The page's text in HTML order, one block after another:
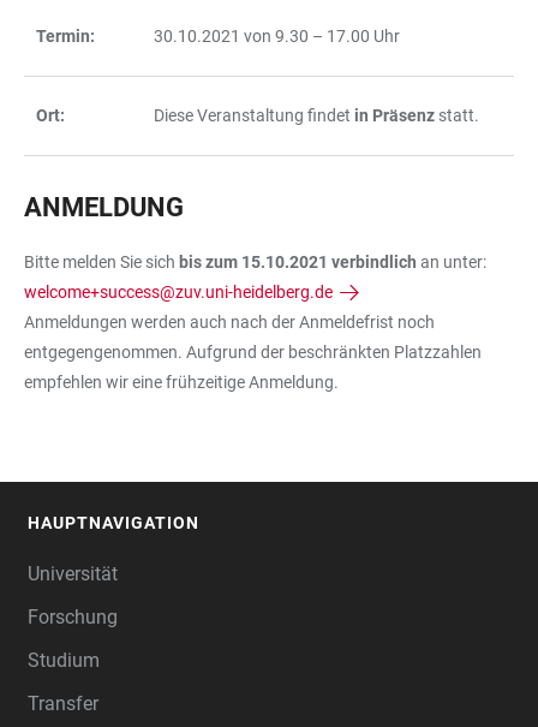
Termin: 30.10.2021 von 9.30 – 17.00 Uhr
Ort: Diese Veranstaltung findet in Präsenz statt.
ANMELDUNG
Bitte melden Sie sich bis zum 15.10.2021 verbindlich an unter:
welcome+success@zuv.uni-heidelberg.de
Anmeldungen werden auch nach der Anmeldefrist noch
entgegengenommen. Aufgrund der beschränkten Platzzahlen
empfehlen wir eine frühzeitige Anmeldung.
HAUPTNAVIGATION
Universität
Forschung
Studium
Transfer